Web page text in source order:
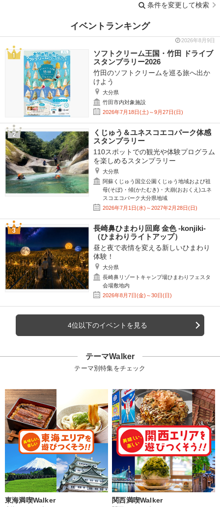
条件を変更して検索
イベントランキング
2026年8月9日
ソフトクリーム王国・竹田 ドライブ
スタンプラリー2026
竹田のソフトクリームを巡る旅へ出か
けよう
大分県
竹田市内対象施設
2026年7月18日(土)～9月27日(日)
くじゅう＆ユネスコエコパーク体感
スタンプラリー
110スポットでの観光や体験プログラム
を楽しめるスタンプラリー
大分県
阿蘇くじゅう国立公園くじゅう地域および祖
母(そぼ)・傾(かたむき)・大崩(おおくえ)ユネ
スコエコパーク大分県地域
2026年7月1日(水)～2027年2月28日(日)
長崎鼻ひまわり回廊 金色 -konjiki-
（ひまわりライトアップ）
昼と夜で表情を変える新しいひまわり
体験！
大分県
長崎鼻リゾートキャンプ場ひまわりフェスタ
会場敷地内
2026年8月7日(金)～30日(日)
4位以下のイベントを見る
テーマWalker
テーマ別特集をチェック
東海満喫Walker 関西満喫Walker